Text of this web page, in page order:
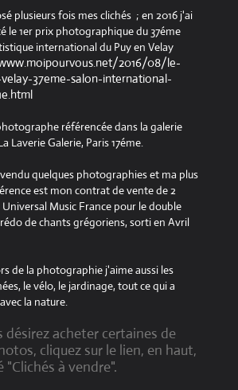
plusieurs fois mes clichés ; en 2016 j'ai
le 1er prix photographique du 37éme
international du Puy en Velay
2016/08/le-
37eme-salon-international-
référencée dans la galerie
Laverie Galerie, Paris 17éme.
quelques photographies et ma plus
est mon contrat de vente de 2
Universal Music France pour le double
de chants grégoriens, sorti en Avril
de la photographie j'aime aussi les
le vélo, le jardinage, tout ce qui a
la nature.
désirez acheter certaines de
cliquez sur le lien, en haut,
à vendre".